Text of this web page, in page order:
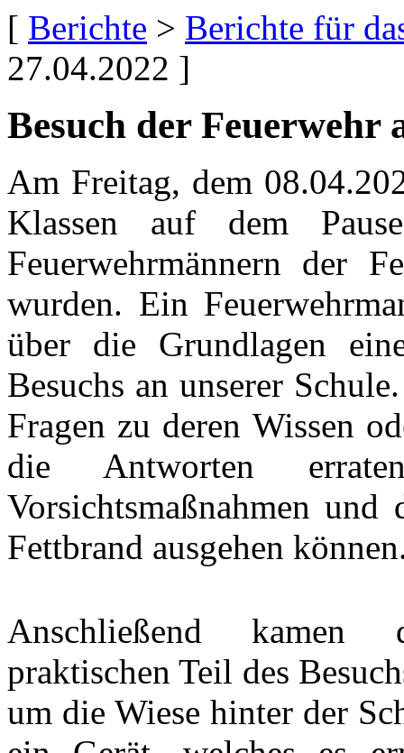
[ Berichte > Berichte für
27.04.2022 ]
Besuch der Feuerwehr
Am Freitag, dem
Klassen auf dem
Feuerwehrmännern der
wurden. Ein
über die Grundlagen
Besuchs an unserer
Fragen zu deren Wissen
die Antworten
Vorsichtsmaßnahmen
Fettbrand ausgehen
Anschließend kamen
praktischen Teil des
um die Wiese hinter der